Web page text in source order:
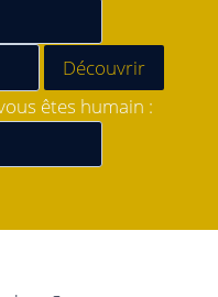
êtes humain :